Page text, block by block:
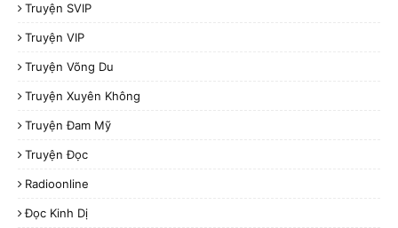
Truyện SVIP
Truyện VIP
Truyện Võng Du
Truyện Xuyên Không
Truyện Đam Mỹ
Truyện Đọc
Radioonline
Đọc Kinh Dị